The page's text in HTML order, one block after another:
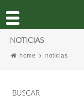
NOTICIAS
home noticias
BUSCAR